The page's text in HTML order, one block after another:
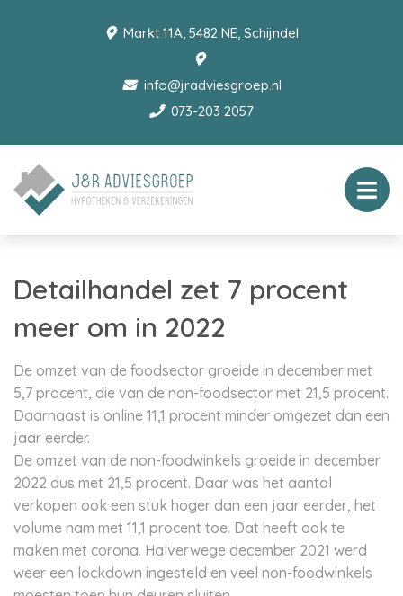
Markt 11A, 5482 NE, Schijndel
info@jradviesgroep.nl
073-203 2057
Detailhandel zet 7 procent
meer om in 2022
De omzet van de foodsector groeide in december met
5,7 procent, die van de non-foodsector met 21,5 procent.
Daarnaast is online 11,1 procent minder omgezet dan een
jaar eerder.
De omzet van de non-foodwinkels groeide in december
2022 dus met 21,5 procent. Daar was het aantal
verkopen ook een stuk hoger dan een jaar eerder, het
volume nam met 11,1 procent toe. Dat heeft ook te
maken met corona. Halverwege december 2021 werd
weer een lockdown ingesteld en veel non-foodwinkels